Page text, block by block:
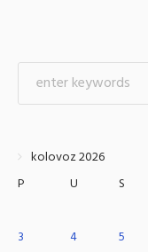
kolovoz 2026
P
U S
3
4 5